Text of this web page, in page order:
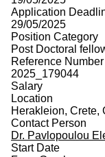
Application
29/05/2025
Position Category
Post Doctoral
Reference Number
2025_179044
Salary
Location
Herakleion, Crete,
Contact Person
Dr. Pavlopoulou
Start Date